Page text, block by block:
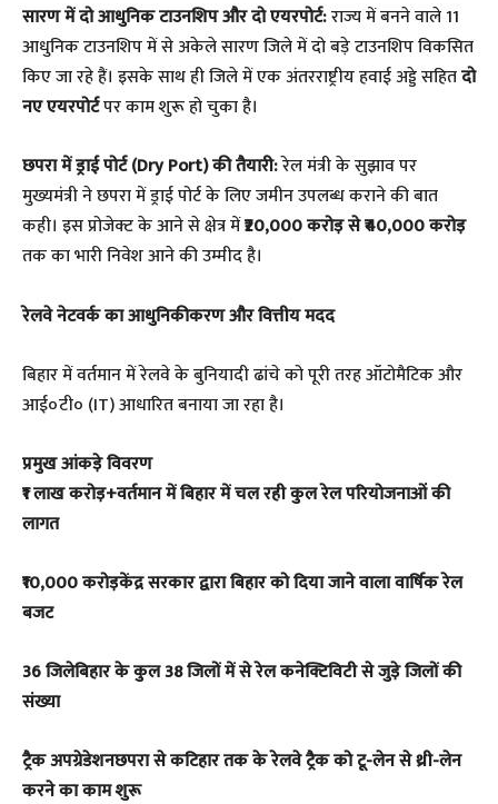
सारण में दो आधुनिक टाउनशिप और दो एयरपोर्ट:राज्य में बनने वाले 11
आधुनिक टाउनशिप में से अकेले सारण जिले में दो बड़े टाउनशिप विकसित
किए जा रहे हैं। इसके साथ ही जिले में एक अंतरराष्ट्रीय हवाई अड्डे सहितदो
नए एयरपोर्टपर काम शुरू हो चुका है।
छपरा में ड्राई पोर्ट (Dry Port) की तैयारी:रेल मंत्री के सुझाव पर
मुख्यमंत्री ने छपरा में ड्राई पोर्ट के लिए जमीन उपलब्ध कराने की बात
कही। इस प्रोजेक्ट के आने से क्षेत्र में₹20,000 करोड़ से ₹40,000 करोड़
तक का भारी निवेश आने की उम्मीद है।
​रेलवे नेटवर्क का आधुनिकीकरण और वित्तीय मदद
​बिहार में वर्तमान में रेलवे के बुनियादी ढांचे को पूरी तरह ऑटोमैटिक और
आई०टी० (IT) आधारित बनाया जा रहा है।
प्रमुख आंकड़े विवरण
₹1 लाख करोड़+वर्तमान में बिहार में चल रही कुल रेल परियोजनाओं की
लागत
₹10,000 करोड़केंद्र सरकार द्वारा बिहार को दिया जाने वाला वार्षिक रेल
बजट
36 जिलेबिहार के कुल 38 जिलों में से रेल कनेक्टिविटी से जुड़े जिलों की
संख्या
ट्रैक अपग्रेडेशनछपरा से कटिहार तक के रेलवे ट्रैक को टू-लेन से थ्री-लेन
करने का काम शुरू